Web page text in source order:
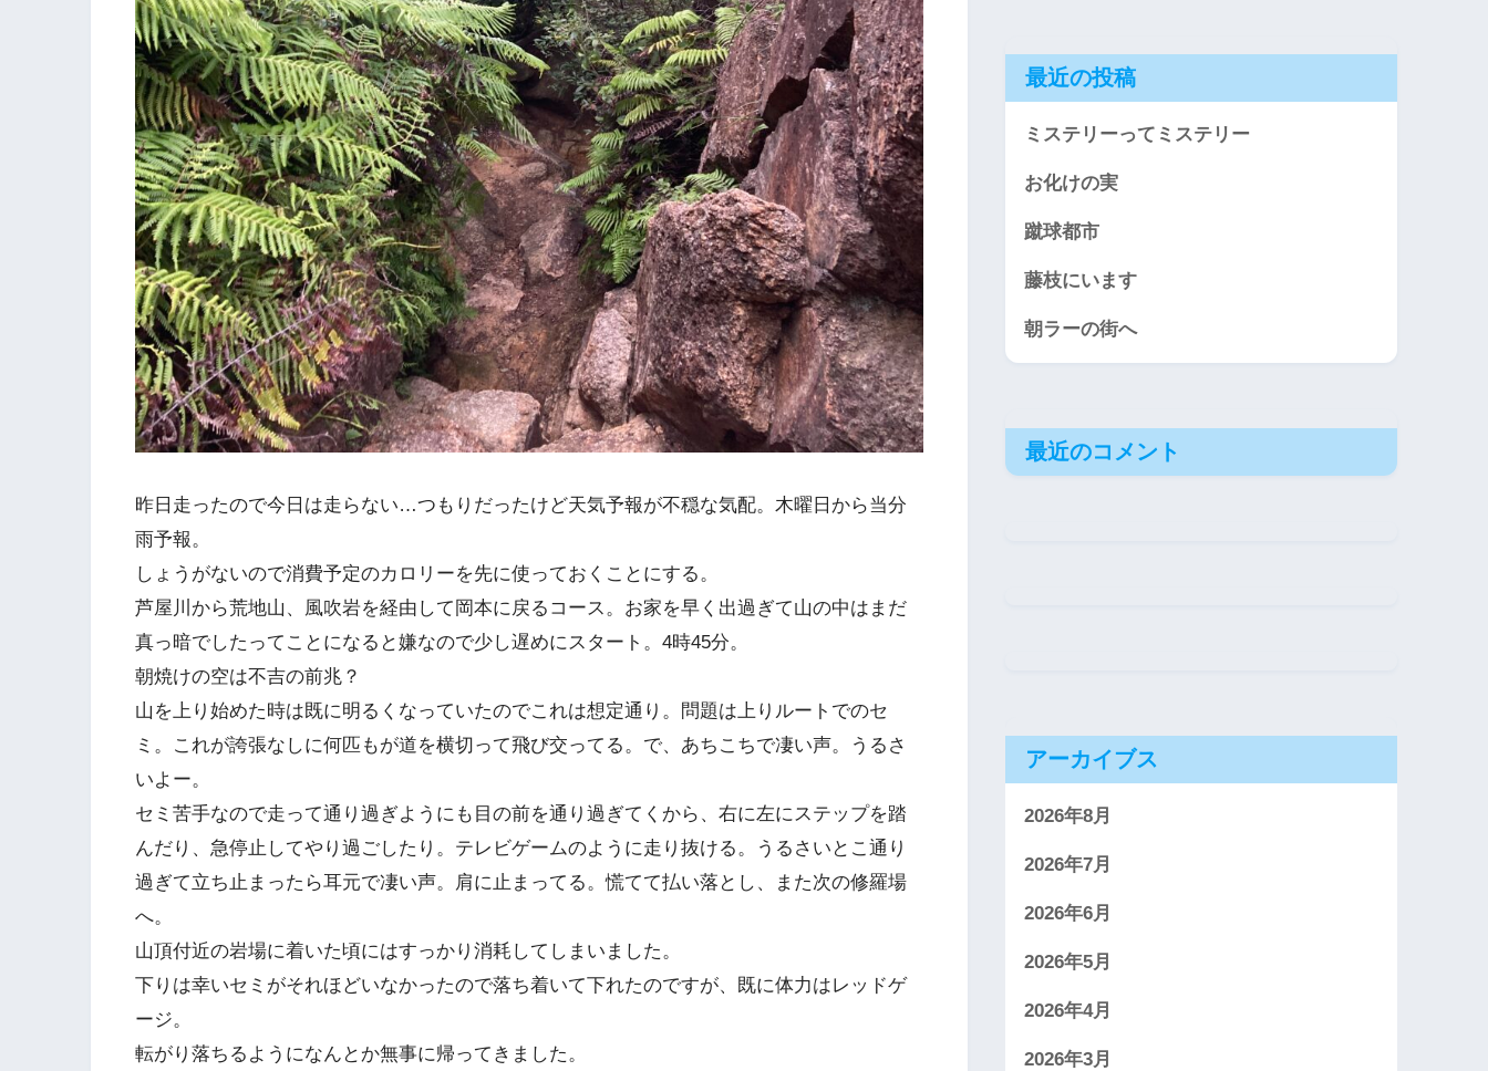
昨日走ったので今日は走らない…つもりだったけど天気予報が不穏な気配。木曜日から当分
雨予報。
しょうがないので消費予定のカロリーを先に使っておくことにする。
芦屋川から荒地山、風吹岩を経由して岡本に戻るコース。お家を早く出過ぎて山の中はまだ
真っ暗でしたってことになると嫌なので少し遅めにスタート。4時45分。
朝焼けの空は不吉の前兆？
山を上り始めた時は既に明るくなっていたのでこれは想定通り。問題は上りルートでのセ
ミ。これが誇張なしに何匹もが道を横切って飛び交ってる。で、あちこちで凄い声。うるさ
いよー。
セミ苦手なので走って通り過ぎようにも目の前を通り過ぎてくから、右に左にステップを踏
んだり、急停止してやり過ごしたり。テレビゲームのように走り抜ける。うるさいとこ通り
過ぎて立ち止まったら耳元で凄い声。肩に止まってる。慌てて払い落とし、また次の修羅場
へ。
山頂付近の岩場に着いた頃にはすっかり消耗してしまいました。
下りは幸いセミがそれほどいなかったので落ち着いて下れたのですが、既に体力はレッドゲ
ージ。
転がり落ちるようになんとか無事に帰ってきました。
最近の投稿
ミステリーってミステリー
お化けの実
蹴球都市
藤枝にいます
朝ラーの街へ
最近のコメント
アーカイブス
2026年8月
2026年7月
2026年6月
2026年5月
2026年4月
2026年3月